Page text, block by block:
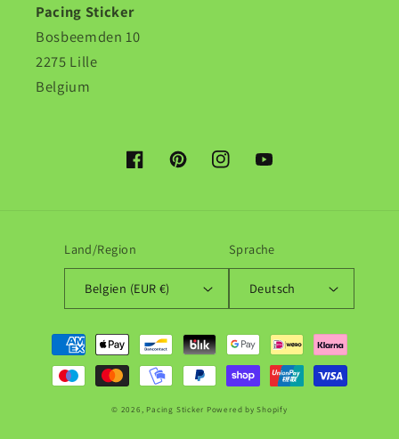
Pacing Sticker
Bosbeemden 10
2275 Lille
Belgium
FacebookPinterestInstagramYouTube
Land/Region
Belgien (EUR €)
Sprache
Deutsch
Zahlungsmethoden
© 2026,Pacing Sticker Powered by Shopify